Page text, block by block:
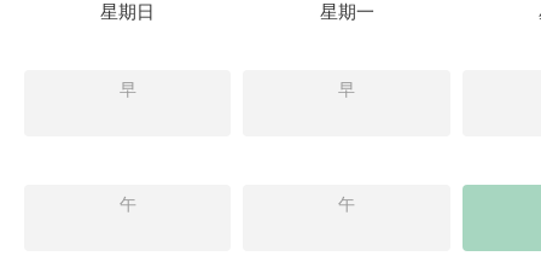
星期日
星期一
早 早
午 午